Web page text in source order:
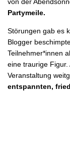
Partymeile.
Störungen gab es
Blogger
Teilnehmer*innen
eine traurige
Veranstaltung
entspannten,